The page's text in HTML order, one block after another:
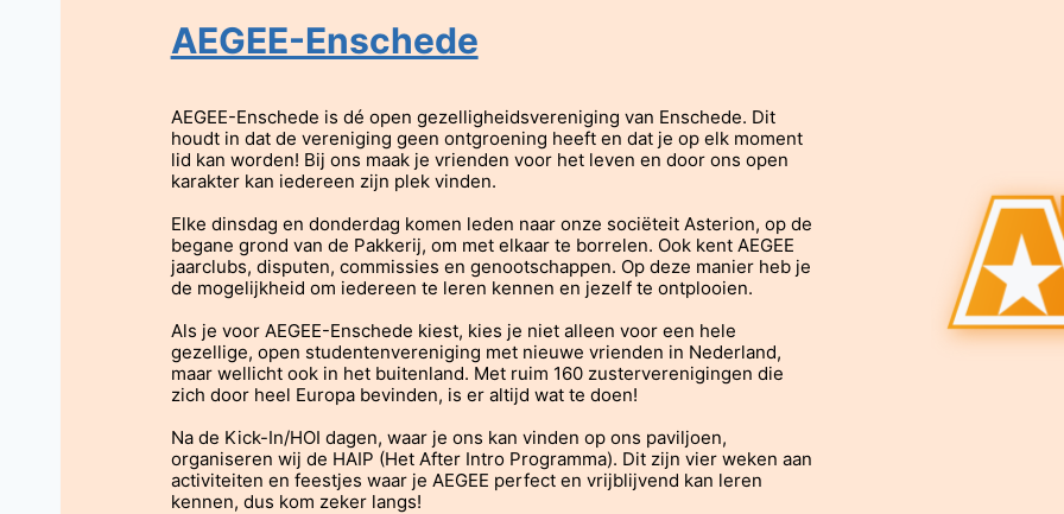
AEGEE-Enschede
AEGEE-Enschede is dé open gezelligheidsvereniging van Enschede. Dit
houdt in dat de vereniging geen ontgroening heeft en dat je op elk moment
lid kan worden! Bij ons maak je vrienden voor het leven en door ons open
karakter kan iedereen zijn plek vinden.
Elke dinsdag en donderdag komen leden naar onze sociëteit Asterion, op de
begane grond van de Pakkerij, om met elkaar te borrelen. Ook kent AEGEE
jaarclubs, disputen, commissies en genootschappen. Op deze manier heb je
de mogelijkheid om iedereen te leren kennen en jezelf te ontplooien.
Als je voor AEGEE-Enschede kiest, kies je niet alleen voor een hele
gezellige, open studentenvereniging met nieuwe vrienden in Nederland,
maar wellicht ook in het buitenland. Met ruim 160 zusterverenigingen die
zich door heel Europa bevinden, is er altijd wat te doen!
Na de Kick-In/HOI dagen, waar je ons kan vinden op ons paviljoen,
organiseren wij de HAIP (Het After Intro Programma). Dit zijn vier weken aan
activiteiten en feestjes waar je AEGEE perfect en vrijblijvend kan leren
kennen, dus kom zeker langs!